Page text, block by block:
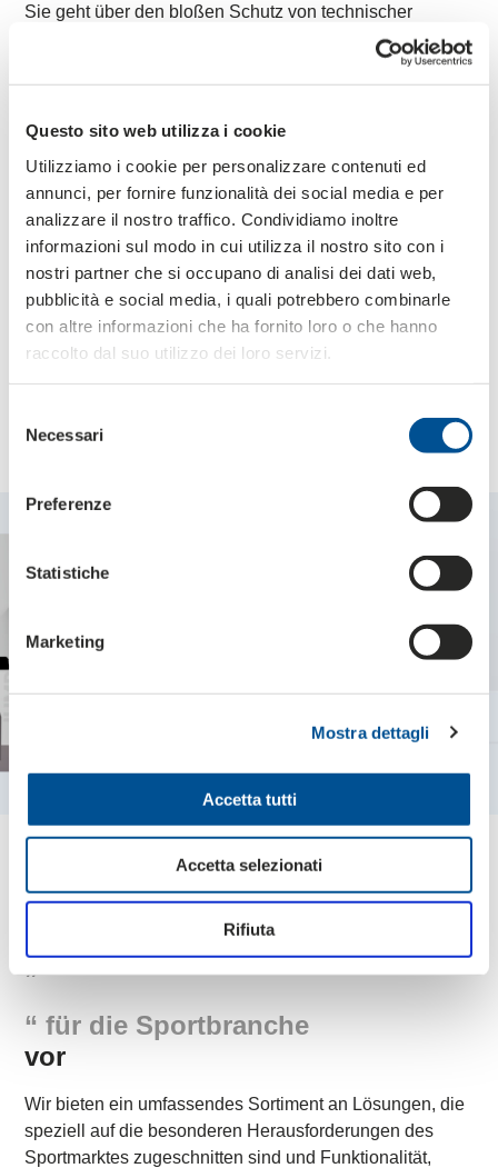
Questo sito web utilizza i cookie
Utilizziamo i cookie per personalizzare contenuti ed
annunci, per fornire funzionalità dei social media e per
analizzare il nostro traffico. Condividiamo inoltre
informazioni sul modo in cui utilizza il nostro sito con i
nostri partner che si occupano di analisi dei dati web,
pubblicità e social media, i quali potrebbero combinarle
con altre informazioni che ha fornito loro o che hanno
raccolto dal suo utilizzo dei loro servizi.
delNecessari
Preferenze
Statistiche
Marketing
Mostra dettagli
Accetta tutti
Accetta selezionati
Rifiuta
Sie geht über den bloßen Schutz von technischer
Ausrüstung und Bekleidung hinaus und wird zu einer
, die bereits beim ersten Kontakt
die Energie, die Werte und die Qualität der Marke
Unsere Lösungen sind darauf ausgelegt, diesen
doppelten Anforderungen gerecht zu werden:die
Logistik für E-Commerce und den Einzelhandelzu
optimierenund jede Verpackung in einen
wirkungsvollen Marketinghebelzu verwandeln.
vitrinen - sportsektor
Wir stellen Ihnen unsere
Kartonverpackungen
„
“ für die Sportbranche
vor
Wir bieten ein umfassendes Sortiment an Lösungen, die
speziell auf die besonderen Herausforderungen des
Sportmarktes zugeschnitten sind und Funktionalität,